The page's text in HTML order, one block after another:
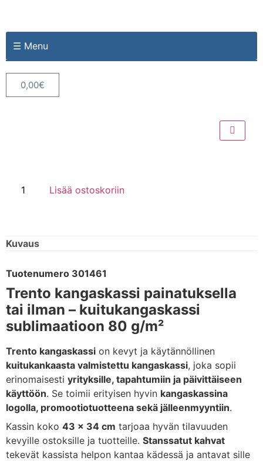
☰ Menu
0,00€
Lisää ostoskoriin
Kuvaus
Tuotenumero 301461
Trento kangaskassi painatuksella
tai ilman – kuitukangaskassi
sublimaatioon 80 g/m²
Trento kangaskassi on kevyt ja käytännöllinen
kuitukankaasta valmistettu kangaskassi, joka sopii
erinomaisesti yrityksille, tapahtumiin ja päivittäiseen
käyttöön. Se toimii erityisen hyvin kangaskassina
logolla, promootiotuotteena sekä jälleenmyyntiin.
Kassin koko 43 x 34 cm tarjoaa hyvän tilavuuden
kevyille ostoksille ja tuotteille. Stanssatut kahvat
tekevät kassista helpon kantaa kädessä ja antavat sille